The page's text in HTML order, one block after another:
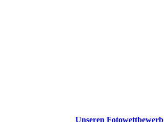
Unseren Fotowettbewerb